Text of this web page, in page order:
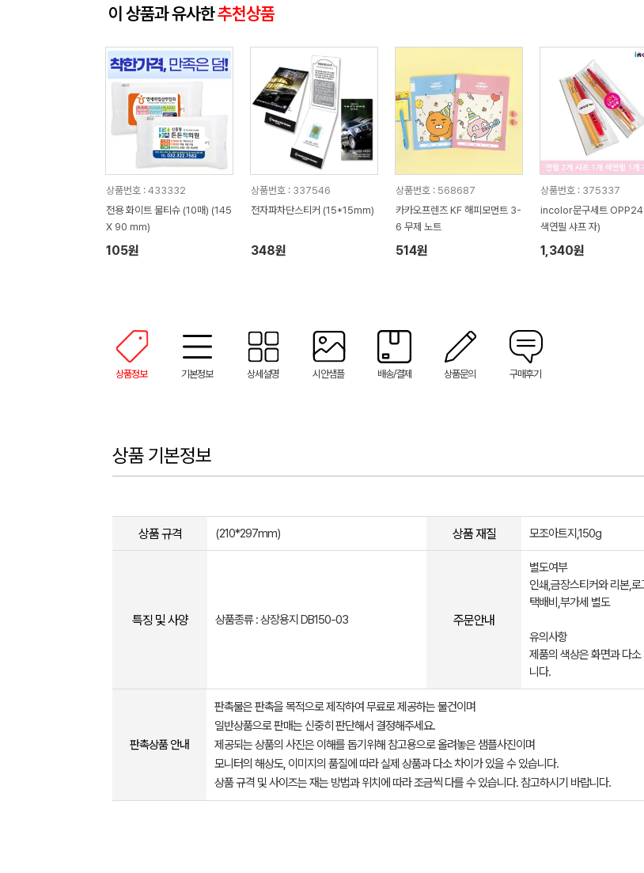
이 상품과 유사한추천상품
상품번호 : 433332
전용 화이트 물티슈 (10매) (145
X 90 mm)
105원
상품번호 : 337546
전자파차단스티커 (15*15mm)
348원
상품번호 : 568687
카카오프렌즈 KF 해피모먼트 3-
6 무제 노트
514원
상품번호 : 375337
incolor문구세트 OPP24
색연필 샤프 자)
1,340원
상품정보 기본정보 상세설명 시안샘플 배송/결제 상품문의 구매후기
상품 기본정보
상품 규격 (210*297mm) 상품 재질 모조아트지,150g
특징 및 사양 상품종류 : 상장용지 DB150-03 주문안내
별도여부
인쇄,금장스티커와 리본,
택배비,부가세 별도
유의사항
제품의 색상은 화면과 다
니다.
판촉상품 안내
판촉물은 판촉을 목적으로 제작하여 무료로 제공하는 물건이며
일반상품으로 판매는 신중히 판단해서 결정해주세요.
제공되는 상품의 사진은 이해를 돕기위해 참고용으로 올려놓은 샘플사진이며
모니터의 해상도, 이미지의 품질에 따라 실제 상품과 다소 차이가 있을 수 있습니다.
상품 규격 및 사이즈는 재는 방법과 위치에 따라 조금씩 다를 수 있습니다. 참고하시기 바랍니다.